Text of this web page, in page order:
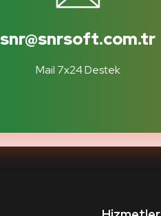
snr@snrsoft.com.tr
Mail 7x24 Destek